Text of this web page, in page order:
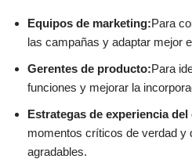
Equipos de marketing:Para
las campañas y adaptar mejor
Gerentes de producto:Para
funciones y mejorar la
Estrategas de experiencia del
momentos críticos de verdad y
agradables.